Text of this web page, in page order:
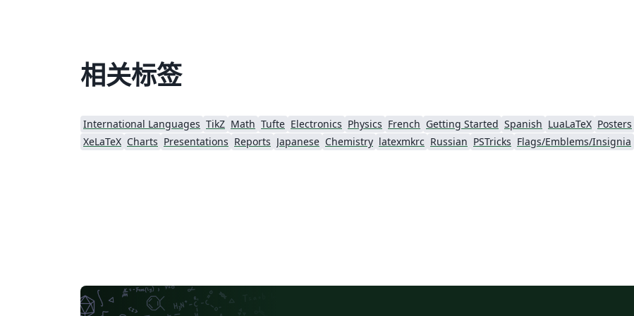
Overleaf y fue incorporado al diseño en TikZ.
El archivo codificado ha sido procesado como
encabezados.
相关标签
International Languages TikZ Math Tufte Electronics Physics French Getting Started Spanish LuaLaTeX Posters
XeLaTeX Charts Presentations Reports Japanese Chemistry latexmkrc Russian PSTricks Flags/Emblems/Insignia